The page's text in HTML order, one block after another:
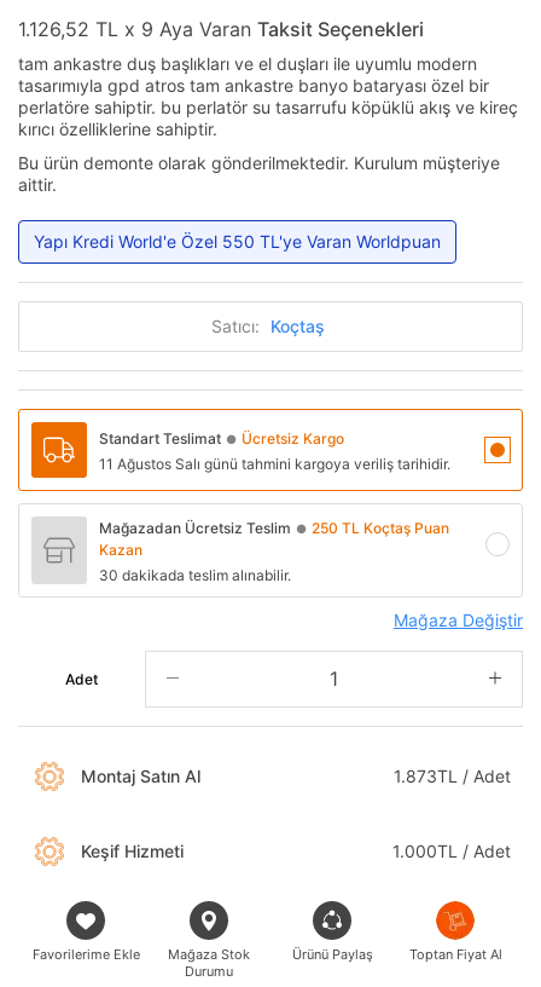
1.126,52 TL x 9 Aya Varan Taksit Seçenekleri
tam ankastre duş başlıkları ve el duşları ile uyumlu modern
tasarımıyla gpd atros tam ankastre banyo bataryası özel bir
perlatöre sahiptir. bu perlatör su tasarrufu köpüklü akış ve kireç
kırıcı özelliklerine sahiptir.
Bu ürün demonte olarak gönderilmektedir. Kurulum müşteriye
aittir.
Yapı Kredi World'e Özel 550 TL'ye Varan Worldpuan
Satıcı: Koçtaş
Standart Teslimat ● Ücretsiz Kargo
11 Ağustos Salı günü tahmini kargoya veriliş tarihidir.
Mağazadan Ücretsiz Teslim ● 250 TL Koçtaş Puan
Kazan
30 dakikada teslim alınabilir.
Mağaza Değiştir
Adet
Montaj Satın Al 1.873TL / Adet
Keşif Hizmeti 1.000TL / Adet
Favorilerime Ekle
Mağaza Stok
Durumu
Ürünü Paylaş Toptan Fiyat Al